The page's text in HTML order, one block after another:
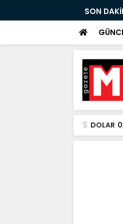
SON
TABLOSU: BAŞKAN ARAS
DOLAR